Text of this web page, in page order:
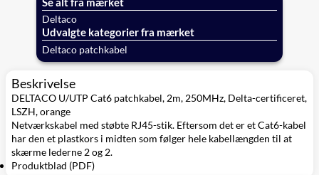
Deltaco
Udvalgte kategorier fra mærket
Deltaco patchkabel
Beskrivelse
DELTACO U/UTP Cat6 patchkabel, 2m, 250MHz, Delta-certificeret,
LSZH, orange
Netværkskabel med støbte RJ45-stik. Eftersom det er et Cat6-kabel
har den et plastkors i midten som følger hele kabellængden til at
skærme lederne 2 og 2.
Produktblad (PDF)